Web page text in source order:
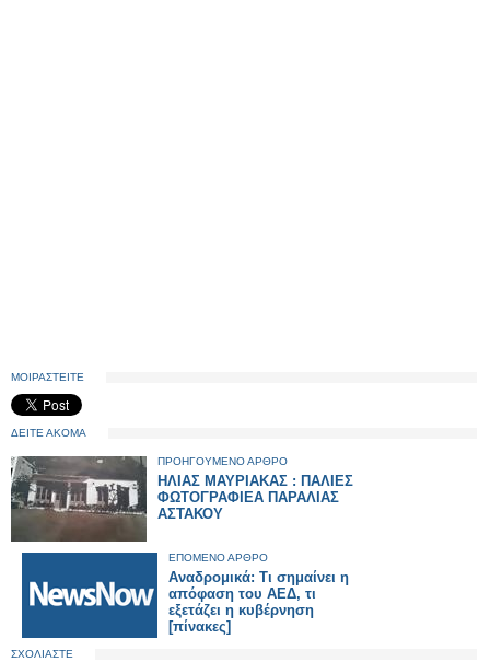
ΜΟΙΡΑΣΤΕΙΤΕ
ΔΕΙΤΕ ΑΚΟΜΑ
ΠΡΟΗΓΟΥΜΕΝΟ ΑΡΘΡΟ
ΗΛΙΑΣ ΜΑΥΡΙΑΚΑΣ : ΠΑΛΙΕΣ
ΦΩΤΟΓΡΑΦΙΕΑ ΠΑΡΑΛΙΑΣ
ΑΣΤΑΚΟΥ
ΕΠΟΜΕΝΟ ΑΡΘΡΟ
Αναδρομικά: Τι σημαίνει η
απόφαση του ΑΕΔ, τι
εξετάζει η κυβέρνηση
[πίνακες]
ΣΧΟΛΙΑΣΤΕ